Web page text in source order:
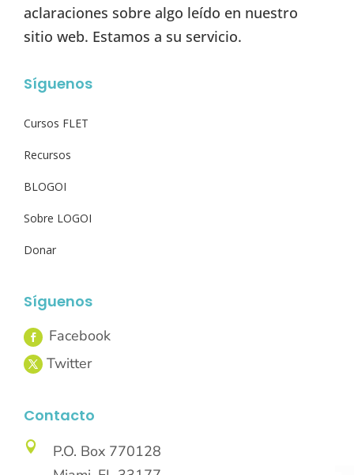
aclaraciones sobre algo leído en nuestro
sitio web. Estamos a su servicio.
Síguenos
Cursos FLET
Recursos
BLOGOI
Sobre LOGOI
Donar
Síguenos
Contacto

P.O. Box 770128